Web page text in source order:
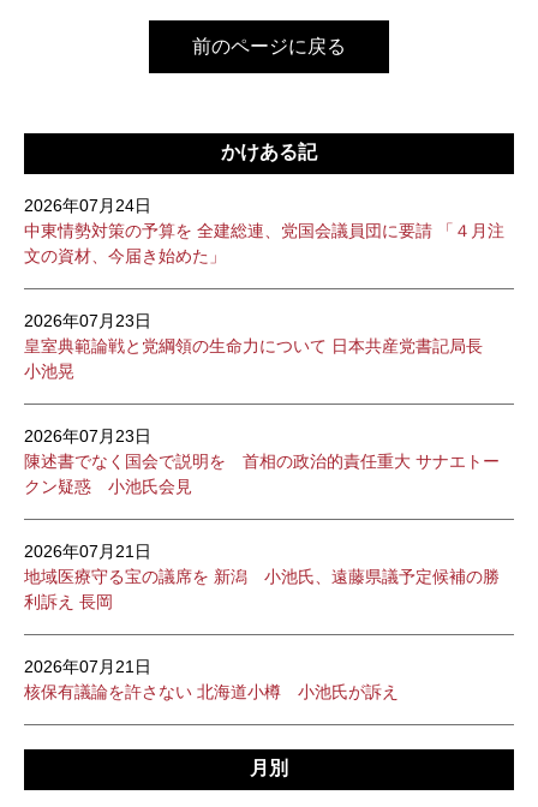
前のページに戻る
かけある記
2026年07月24日
中東情勢対策の予算を 全建総連、党国会議員団に要請 「４月注
文の資材、今届き始めた」
2026年07月23日
皇室典範論戦と党綱領の生命力について 日本共産党書記局長
小池晃
2026年07月23日
陳述書でなく国会で説明を 首相の政治的責任重大 サナエトー
クン疑惑 小池氏会見
2026年07月21日
地域医療守る宝の議席を 新潟 小池氏、遠藤県議予定候補の勝
利訴え 長岡
2026年07月21日
核保有議論を許さない 北海道小樽 小池氏が訴え
月別